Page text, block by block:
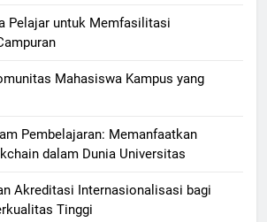
Pelajar untuk Memfasilitasi
Mahasiswa Kampus yang
Pembelajaran: Memanfaatkan
dalam Dunia Universitas
Akreditasi Internasionalisasi bagi
Tinggi